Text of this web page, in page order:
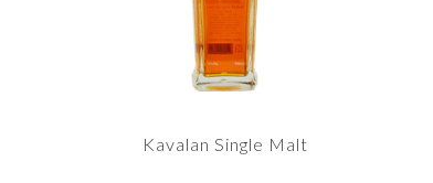
Kavalan Single Malt